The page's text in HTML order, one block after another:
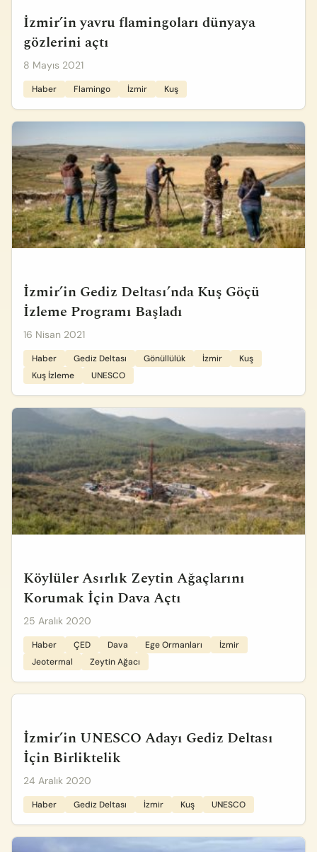
İzmir’in yavru flamingoları dünyaya
gözlerini açtı
8 Mayıs 2021
Haber Flamingo İzmir Kuş
İzmir’in Gediz Deltası’nda Kuş Göçü
İzleme Programı Başladı
16 Nisan 2021
Haber Gediz Deltası Gönüllülük İzmir
Kuş
Kuş İzleme
UNESCO
Köylüler Asırlık Zeytin Ağaçlarını
Korumak İçin Dava Açtı
25 Aralık 2020
Haber ÇED Dava Ege Ormanları
İzmir
Jeotermal
Zeytin Ağacı
İzmir’in UNESCO Adayı Gediz Deltası
İçin Birliktelik
24 Aralık 2020
Haber Gediz Deltası İzmir Kuş UNESCO